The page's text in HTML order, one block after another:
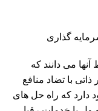
گذاری
می دانند که
با تضاد منافع
دارد که راه حل های